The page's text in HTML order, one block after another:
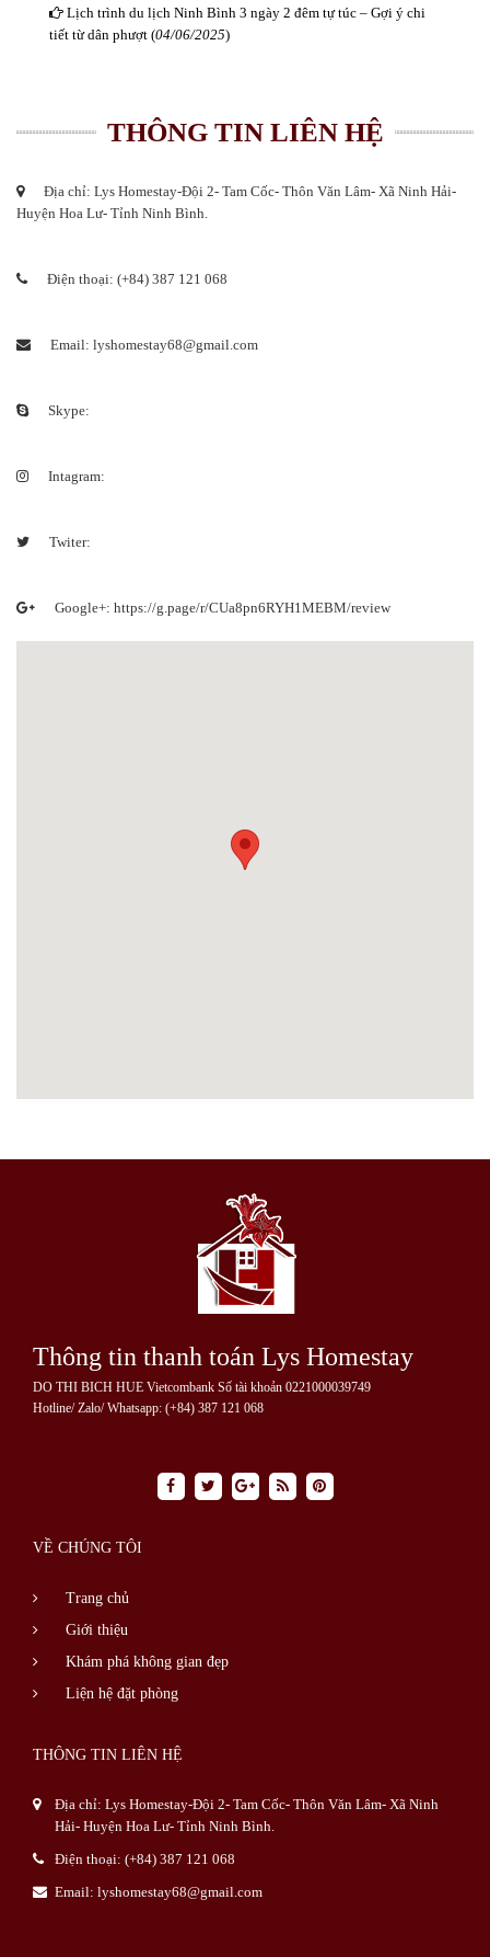
Lịch trình du lịch Ninh Bình 3 ngày 2 đêm tự túc – Gợi ý chi
tiết từ dân phượt (04/06/2025)
THÔNG TIN LIÊN HỆ
Địa chỉ: Lys Homestay-Đội 2- Tam Cốc- Thôn Văn Lâm- Xã Ninh Hải-
Huyện Hoa Lư- Tỉnh Ninh Bình.
Điện thoại: (+84) 387 121 068
Email: lyshomestay68@gmail.com
Skype:
Intagram:
Twiter:
Google+: https://g.page/r/CUa8pn6RYH1MEBM/review
Thông tin thanh toán Lys Homestay
DO THI BICH HUE Vietcombank Số tài khoản 0221000039749
Hotline/ Zalo/ Whatsapp: (+84) 387 121 068
VỀ CHÚNG TÔI
Trang chủ
Giới thiệu
Khám phá không gian đẹp
Liện hệ đặt phòng
THÔNG TIN LIÊN HỆ
Địa chỉ: Lys Homestay-Đội 2- Tam Cốc- Thôn Văn Lâm- Xã Ninh
Hải- Huyện Hoa Lư- Tỉnh Ninh Bình.
Điện thoại: (+84) 387 121 068
Email: lyshomestay68@gmail.com